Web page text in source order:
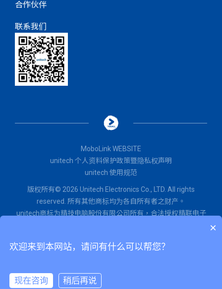
为改善网站和用户体验，本网站会使用Cookie。
合作伙伴
联系我们
MoboLink WEBSITE
unitech 个人资料保护政策暨隐私权声明
unitech 使用规范
版权所有© 2026 Unitech Electronics Co., LTD. All rights
reserved. 所有其他商标均为各自所有者之财产。
unitech商标为精技电脑股份有限公司所有， 合法授权精联电子
闽ICP备2022015071号
×
欢迎来到本网站，请问有什么可以帮您？
现在咨询 稍后再说